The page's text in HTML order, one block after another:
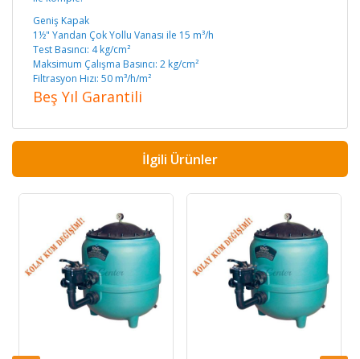
Geniş Kapak
1½" Yandan Çok Yollu Vanası ile 15 m³/h
Test Basıncı: 4 kg/cm²
Maksimum Çalışma Basıncı: 2 kg/cm²
Filtrasyon Hızı: 50 m³/h/m²
Beş Yıl Garantili
İlgili Ürünler